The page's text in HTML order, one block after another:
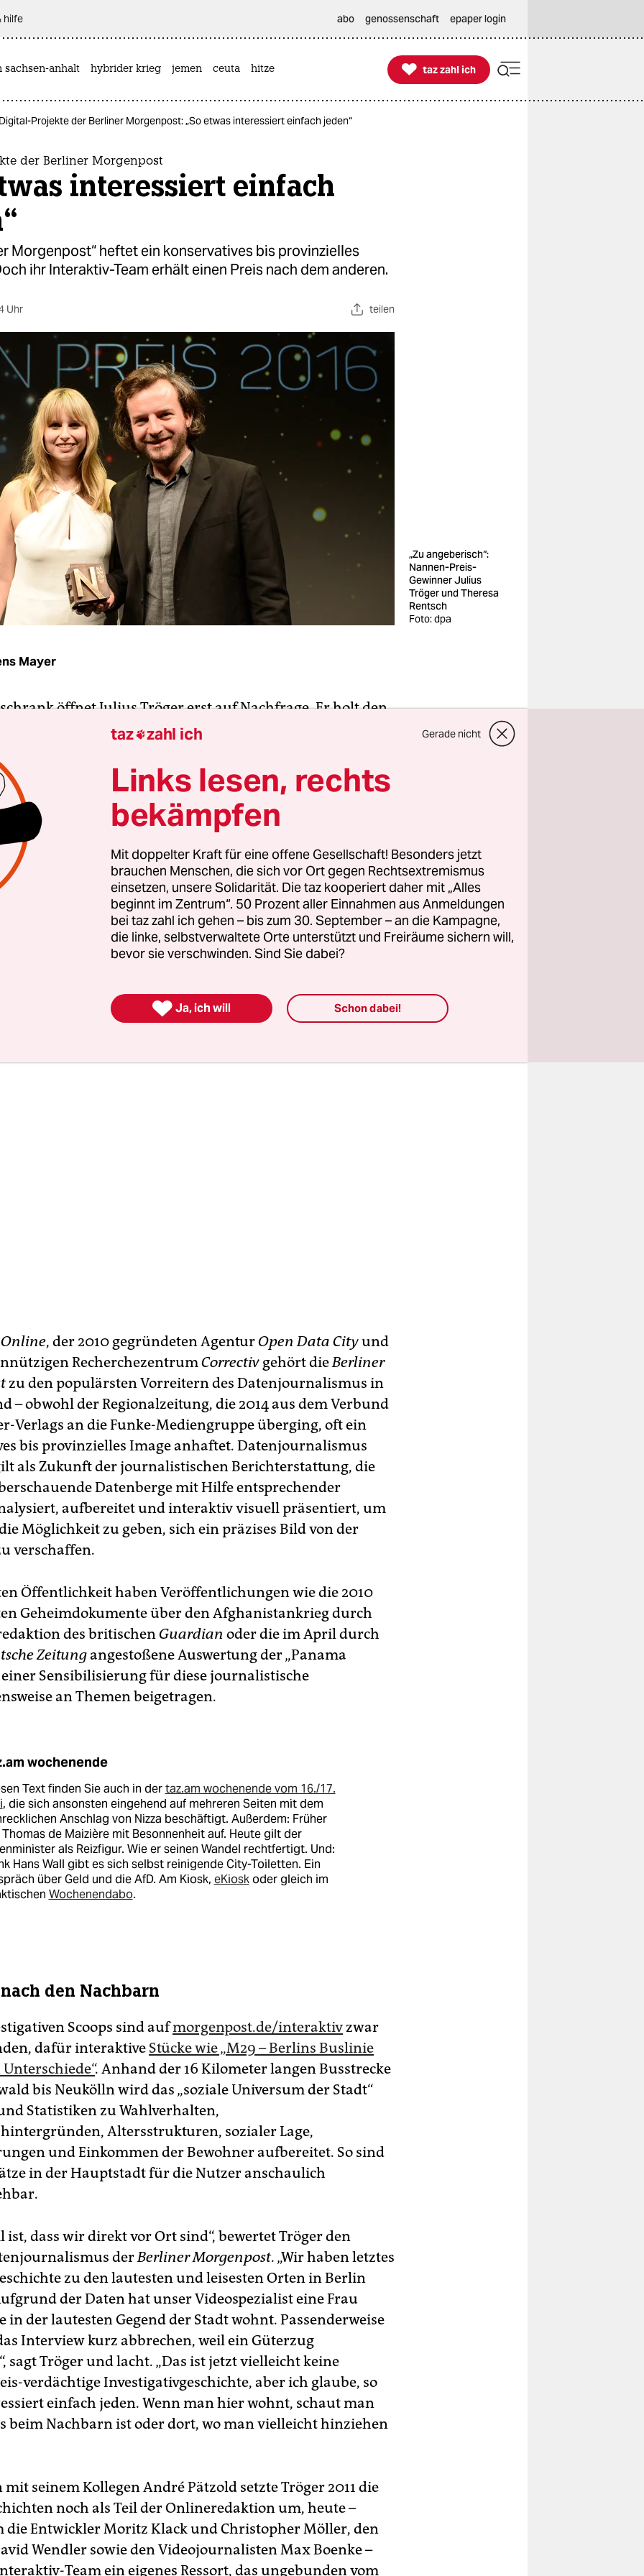
hilfe abo genossenschaft epaper login
sachsen-anhalt hybrider krieg jemen ceuta hitze 
taz zahl ich
taz zahl ich
Digital-Projekte der Berliner Morgenpost: „So etwas interessiert einfach jeden“
der Berliner Morgenpost
interessiert einfach
Morgenpost“ heftet ein konservatives bis provinzielles
ihr Interaktiv-Team erhält einen Preis nach dem anderen.
Uhr teilen
„Zu angeberisch“:
Nannen-Preis-
Gewinner Julius
Tröger und Theresa
Rentsch
Foto: dpa
Mayer
öffnet Julius Tröger erst auf Nachfrage. Er holt den
Online-Award heraus, den er mit seinem Team vor
gewonnen hat, legt ihn aber schnell wieder zurück:
In einer anderen Schublade liegt der würfelförmige
Preis, den er Ende April entgegennehmen durfte. „Das
wäre uns eher unangenehm, auch wenn wir uns über
natürlich sehr freuen.“
hat Tröger mit seinem Interaktiv-Team im
bekommen, im letzten Jahr waren es 13. Wie viele es
waren, kann der 33-Jährige aus dem Gedächtnis nicht
seiner Homepage kann man nachzählen: Seit 2011 sind es
12 Nominierungen. Es läuft gut beim Interaktiv-
Projekten nicht nur wichtige Journalistenpreise
regelmäßig für User-Anstürme auf der Website
, der 2010 gegründeten AgenturOpen Data Cityund
RecherchezentrumCorrectiv gehört dieBerliner
zu den populärsten Vorreitern des Datenjournalismus in
– obwohl der Re­gio­nalzeitung, die 2014 aus dem Verbund
Verlags an die Funke-Mediengruppe überging, oft ein
bis provinzielles Image anhaftet. Datenjournalismus
als Zukunft der journalistischen Berichterstattung, die
Datenberge mit Hilfe entsprechender
aufbereitet und interaktiv visuell präsentiert, um
Möglichkeit zu geben, sich ein präzises Bild von der
verschaffen.
Öffentlichkeit haben Veröffentlichungen wie die 2010
Geheimdokumente über den Afghanistankrieg durch
des britischenGuardian oder die im April durch
Zeitungangestoßene Auswertung der „Panama
einer Sensibilisierung für diese journalistische
an Themen beigetragen.
wochenende
Text finden Sie auch in dertaz.am wochenende vom 16./17.
, die sich ansonsten eingehend auf mehreren Seiten mit dem
Anschlag von Nizza beschäftigt. Außerdem: Früher
de Maizière mit Besonnenheit auf. Heute gilt der
als Reizfigur. Wie er seinen Wandel rechtfertigt. Und:
Hans Wall gibt es sich selbst reinigende City-Toiletten. Ein
über Geld und die AfD. Am Kiosk, eKioskoder gleich im
Wochenendabo.
den Nachbarn
Scoops sind aufmorgenpost.de/interaktiv zwar
dafür interaktive Stücke wie „M29 – Berlins Buslinie
. Anhand der 16 Kilometer langen Busstrecke
bis Neukölln wird das „soziale Universum der Stadt“
Statistiken zu Wahlverhalten,
Altersstrukturen, sozialer Lage,
und Einkommen der Bewohner aufbereitet. So sind
in der Hauptstadt für die Nutzer anschaulich
ist, dass wir direkt vor Ort sind“, bewertet Tröger den
derBerliner Morgenpost. „Wir haben letztes
zu den lautesten und leisesten Orten in Berlin
der Daten hat unser Videospezialist eine Frau
in der lautesten Gegend der Stadt wohnt. Passenderweise
Interview kurz abbrechen, weil ein Güterzug
sagt Tröger und lacht. „Das ist jetzt vielleicht keine
verdächtige Investigativgeschichte, aber ich glaube, so
einfach jeden. Wenn man hier wohnt, schaut man
beim Nachbarn ist oder dort, wo man vielleicht hinziehen
seinem Kollegen André Pätzold setzte Tröger 2011 die
noch als Teil der Onlineredaktion um, heute –
die Entwickler Moritz Klack und Christopher Möller, den
Wendler sowie den Videojournalisten Max Boenke –
Team ein eigenes Ressort, das ungebunden vom
taz zahl ich Gerade nicht
Links lesen, rechts
bekämpfen
Mit doppelter Kraft für eine offene Gesellschaft! Besonders jetzt
brauchen Menschen, die sich vor Ort gegen Rechtsextremismus
einsetzen, unsere Solidarität. Die taz kooperiert daher mit „Alles
beginnt im Zentrum“. 50 Prozent aller Einnahmen aus Anmeldungen
bei taz zahl ich gehen – bis zum 30. September – an die Kampagne,
die linke, selbstverwaltete Orte unterstützt und Freiräume sichern will,
bevor sie verschwinden. Sind Sie dabei?
 Ja, ich will Schon dabei!